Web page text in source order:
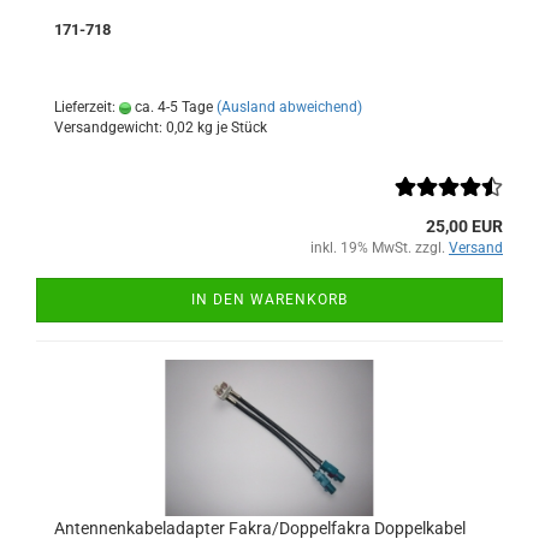
171-718
Lieferzeit: ca. 4-5 Tage (Ausland abweichend)
Versandgewicht: 0,02 kg je Stück
25,00 EUR
inkl. 19% MwSt. zzgl. Versand
IN DEN WARENKORB
Antennenkabeladapter Fakra/Doppelfakra Doppelkabel